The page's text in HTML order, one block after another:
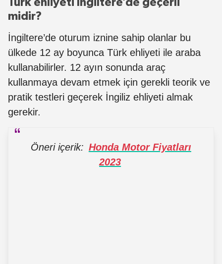
midir?
İngiltere’de oturum iznine sahip olanlar bu
ülkede 12 ay boyunca Türk ehliyeti ile araba
kullanabilirler. 12 ayın sonunda araç
kullanmaya devam etmek için gerekli teorik ve
pratik testleri geçerek İngiliz ehliyeti almak
gerekir.
Öneri içerik: Honda Motor Fiyatları
2023